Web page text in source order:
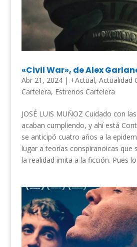
«Civil War», de Alex
Abr 21, 2024| +Actual, Actualidad
Cartelera, Estrenos Cartelera
JOSÉ LUIS MUÑOZ Cuidado con
acaban cumpliendo, y ahí está
se anticipó cuatro años a la
lugar a teorías conspiranoicas que
la realidad imita a la ficción. Pues